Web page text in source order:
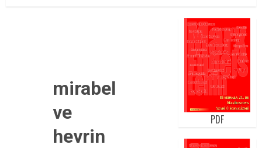
mirabel
ve
hevrin
PDF